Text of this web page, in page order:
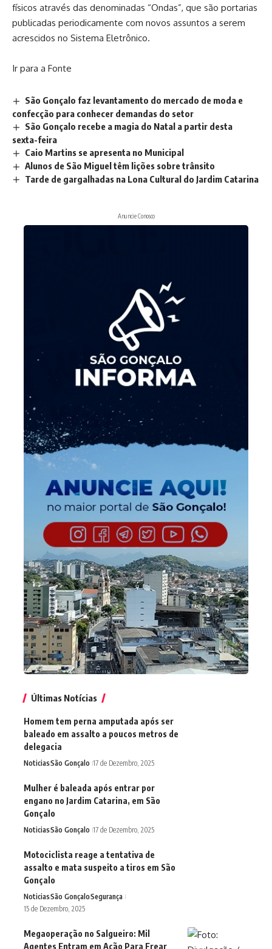
físicos através das denominadas “Ondas”, que são portarias
publicadas periodicamente com novos assuntos a serem
acrescidos no Sistema Eletrônico.
Ir para a Fonte
São Gonçalo faz levantamento do mercado de moda e
confecção para conhecer demandas do setor
São Gonçalo recebe a magia do Natal a partir desta
sexta-feira
Caio Martins se apresenta no Municipal
Alunos de São Miguel têm lições sobre trânsito
Tarde de gargalhadas na Lona Cultural do Jardim Catarina
Anuncie Conosco
Últimas Notícias
Homem tem perna amputada após ser
baleado em assalto a poucos metros de
delegacia
NoticiasSão Gonçalo 17 de Dezembro, 2025
Mulher é baleada após entrar por
engano no Jardim Catarina, em São
Gonçalo
NoticiasSão Gonçalo 17 de Dezembro, 2025
Motociclista reage a tentativa de
assalto e mata suspeito a tiros em São
Gonçalo
NoticiasSão GonçaloSegurança
15 de Dezembro, 2025
Megaoperação no Salgueiro: Mil
Agentes Entram em Ação Para Frear